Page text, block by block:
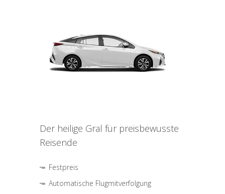
Der heilige Gral für preisbewusste
Reisende
Festpreis
Automatische Flugmitverfolgung